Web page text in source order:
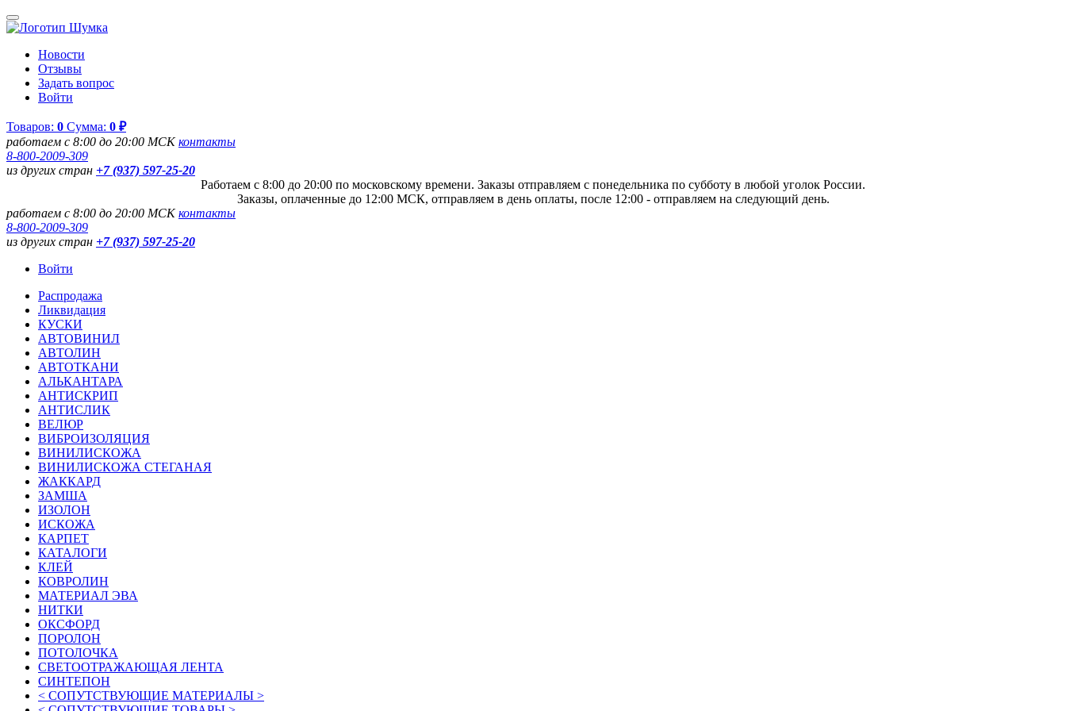
Новости
Отзывы
Задать вопрос
Войти
Товаров: 0 Сумма: 0 ₽
работаем с 8:00 до 20:00 МСКконтакты
8-800-2009-309
из других стран +7 (937) 597-25-20
Работаем с 8:00 до 20:00 по московскому времени. Заказы отправляем с понедельника по субботу в любой уголок России.
Заказы, оплаченные до 12:00 МСК, отправляем в день оплаты, после 12:00 - отправляем на следующий день.
работаем с 8:00 до 20:00 МСКконтакты
8-800-2009-309
из других стран +7 (937) 597-25-20
Войти
Распродажа
Ликвидация
КУСКИ
АВТОВИНИЛ
АВТОЛИН
АВТОТКАНИ
АЛЬКАНТАРА
АНТИСКРИП
АНТИСЛИК
ВЕЛЮР
ВИБРОИЗОЛЯЦИЯ
ВИНИЛИСКОЖА
ВИНИЛИСКОЖА СТЕГАНАЯ
ЖАККАРД
ЗАМША
ИЗОЛОН
ИСКОЖА
КАРПЕТ
КАТАЛОГИ
КЛЕЙ
КОВРОЛИН
МАТЕРИАЛ ЭВА
НИТКИ
ОКСФОРД
ПОРОЛОН
ПОТОЛОЧКА
СВЕТООТРАЖАЮЩАЯ ЛЕНТА
СИНТЕПОН
< СОПУТСТВУЮЩИЕ МАТЕРИАЛЫ >